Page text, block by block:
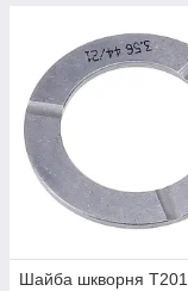
Шайба шкворня